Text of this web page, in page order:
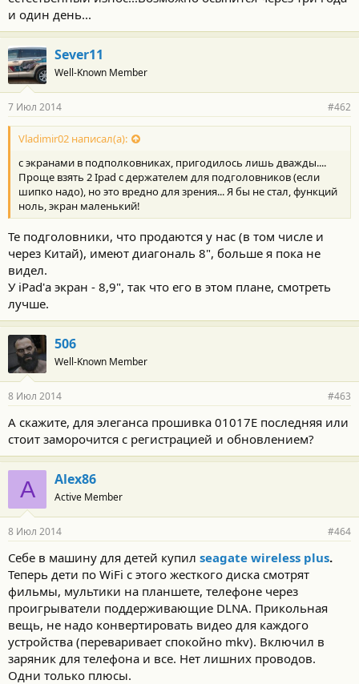
и один день...
Sever11
Well-Known Member
7 Июл 2014 #462
Vladimir02 написал(а):
с экранами в подполковниках, пригодилось лишь дважды....
Проще взять 2 Ipad с держателем для подголовников (если
шипко надо), но это вредно для зрения... Я бы не стал, функций
ноль, экран маленький!
Те подголовники, что продаются у нас (в том числе и
через Китай), имеют диагональ 8", больше я пока не
видел.
У iPad'а экран - 8,9", так что его в этом плане, смотреть
лучше.
506
Well-Known Member
8 Июл 2014 #463
А скажите, для элеганса прошивка 01017Е последняя или
стоит заморочится с регистрацией и обновлением?
A Alex86
Active Member
8 Июл 2014 #464
Себе в машину для детей купил seagate wireless plus.
Теперь дети по WiFi с этого жесткого диска смотрят
фильмы, мультики на планшете, телефоне через
проигрыватели поддерживающие DLNA. Прикольная
вещь, не надо конвертировать видео для каждого
устройства (переваривает спокойно mkv). Включил в
заряник для телефона и все. Нет лишних проводов.
Одни только плюсы.